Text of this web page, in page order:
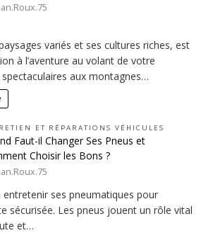
variés et ses cultures riches, est
à l’aventure au volant de votre
aux montagnes…
ET RÉPARATIONS VÉHICULES
Faut-il Changer Ses Pneus et
Choisir les Bons ?
entretenir ses pneumatiques pour
sécurisée. Les pneus jouent un rôle vital
et…